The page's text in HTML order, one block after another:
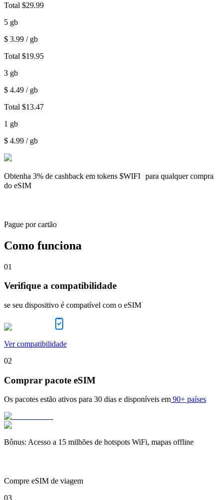
Total $29.99
5 gb
$ 3.99 / gb
Total $19.95
3 gb
$ 4.49 / gb
Total $13.47
1 gb
$ 4.99 / gb
Obtenha 3% de cashback em tokens $WIFI para qualquer compra
do eSIM
Pague por cartão
Como funciona
01
Verifique a compatibilidade
se seu dispositivo é compatível com o eSIM
Ver compatibilidade
02
Comprar pacote eSIM
Os pacotes estão ativos para 30 dias e disponíveis em 90+ países
Bônus: Acesso a 15 milhões de hotspots WiFi, mapas offline
Compre eSIM de viagem
03